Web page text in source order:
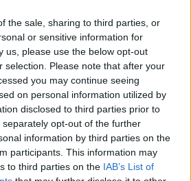
the sale, sharing to third parties, or
or sensitive information for
us, please use the below opt-out
selection. Please note that after your
you may continue seeing
on personal information utilized by
disclosed to third parties prior to
opt-out of the further
information by third parties on the
participants. This information may
to third parties on the IAB’s List of
e sicuro
2026